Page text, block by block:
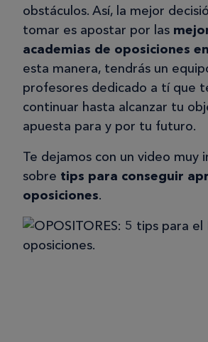
obstáculos. Así, la mejor
tomar es apostar por las
academias de oposiciones
esta manera, tendrás un
profesores dedicado a tí que
continuar hasta alcanzar tu
apuesta para y por tu futuro.
Te dejamos con un video muy
sobre tips para conseguir
oposiciones.